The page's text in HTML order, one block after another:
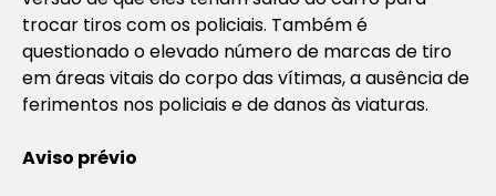
trocar tiros com os policiais. Também é
questionado o elevado número de marcas de tiro
em áreas vitais do corpo das vítimas, a ausência de
ferimentos nos policiais e de danos às viaturas.
Aviso prévio